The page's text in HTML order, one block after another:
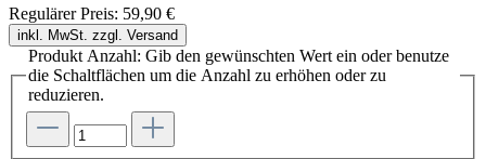
Regulärer Preis: 59,90 €
inkl. MwSt. zzgl. Versand
Produkt Anzahl: Gib den gewünschten Wert ein oder benutze
die Schaltflächen um die Anzahl zu erhöhen oder zu
reduzieren.